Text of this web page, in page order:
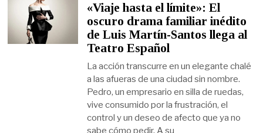
«Viaje hasta el límite»: El
oscuro drama familiar inédito
de Luis Martín-Santos llega al
Teatro Español
La acción transcurre en un elegante chalé
a las afueras de una ciudad sin nombre.
Pedro, un empresario en silla de ruedas,
vive consumido por la frustración, el
control y un deseo de afecto que ya no
sabe cómo pedir. A su